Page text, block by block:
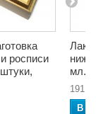
росписи
Лак
мл.,
В